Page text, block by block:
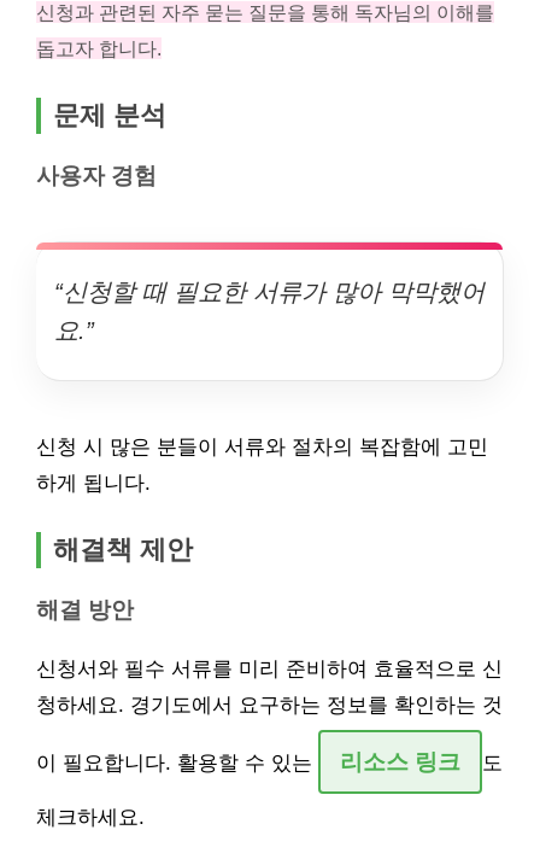
신청과 관련된 자주 묻는 질문을 통해 독자님의 이해를
돕고자 합니다.
문제 분석
사용자 경험
“신청할 때 필요한 서류가 많아 막막했어
요.”
신청 시 많은 분들이 서류와 절차의 복잡함에 고민
하게 됩니다.
해결책 제안
해결 방안
신청서와 필수 서류를 미리 준비하여 효율적으로 신
청하세요. 경기도에서 요구하는 정보를 확인하는 것
이 필요합니다. 활용할 수 있는 리소스 링크 도
체크하세요.